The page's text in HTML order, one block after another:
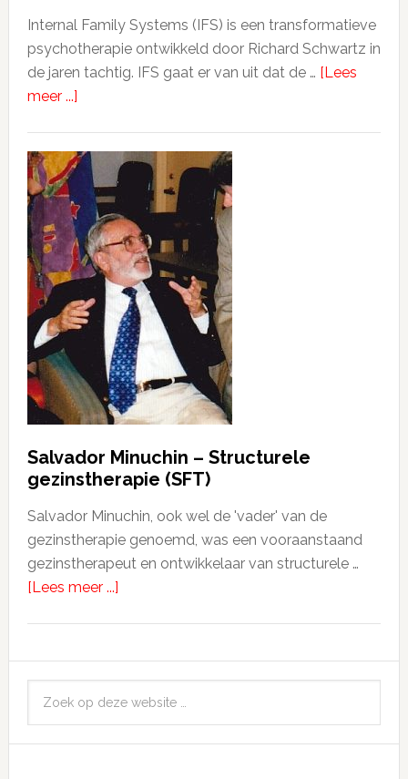
Internal Family Systems (IFS) is een transformatieve
psychotherapie ontwikkeld door Richard Schwartz in
de jaren tachtig. IFS gaat er van uit dat de … [Lees
meer ...]
Salvador Minuchin – Structurele
gezinstherapie (SFT)
Salvador Minuchin, ook wel de 'vader' van de
gezinstherapie genoemd, was een vooraanstaand
gezinstherapeut en ontwikkelaar van structurele …
[Lees meer ...]